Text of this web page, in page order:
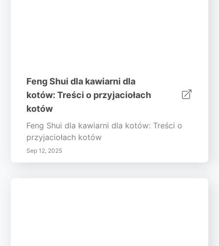
Feng Shui dla kawiarni dla
kotów: Treści o przyjaciołach
kotów
Feng Shui dla kawiarni dla kotów: Treści o
przyjaciołach kotów
Sep 12, 2025